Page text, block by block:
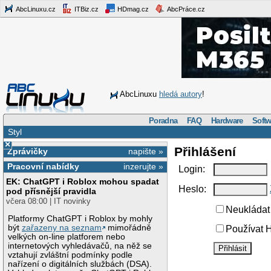
AbcLinuxu.cz ITBiz.cz HDmag.cz AbcPráce.cz
AbcLinuxu hledá autory!
Poradna FAQ Hardware
Styl
×
napište »
Zprávičky
inzerujte »
Pracovní nabídky
EK: ChatGPT i Roblox mohou spadat
pod přísnější pravidla
včera 08:00 | IT novinky
Platformy ChatGPT i Roblox by mohly
býtzařazeny na seznam
mimořádně
velkých on-line platforem nebo
internetových vyhledávačů, na něž se
vztahují zvláštní podmínky podle
nařízení o digitálních službách (DSA).
Přihlášení
Login:
Heslo:
Používat